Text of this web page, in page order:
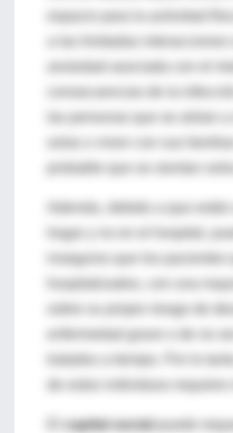
espacio para la actividad
consecuencias de la
hogar y no en el hospital,
inseguros que los pacientes
hospitalizados, con una
sobre su propio riesgo de
enfermedad grave o de no
tratados a tiempo. Por lo
de estos individuos requiere
capital social puede